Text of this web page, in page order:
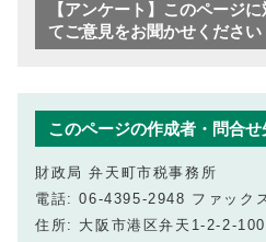
【アンケート】このページに
てご意見をお聞かせください
このページの作成者・問合せ
財政局 弁天町市税事務所
電話: 06-4395-2948 ファック
住所: 大阪市港区弁天1-2-2-